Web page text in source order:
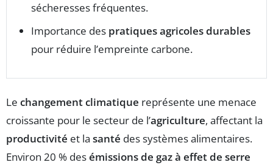
sécheresses fréquentes.
Importance des pratiques agricoles durables
pour réduire l’empreinte carbone.
Le changement climatique représente une menace
croissante pour le secteur de l’agriculture, affectant la
productivité et la santé des systèmes alimentaires.
Environ 20 % desémissions de gaz à effet de serre